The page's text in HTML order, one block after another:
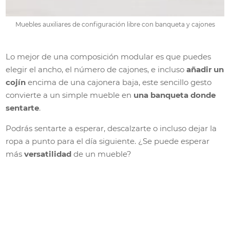
Muebles auxiliares de configuración libre con banqueta y cajones
Lo mejor de una composición modular es que puedes
elegir el ancho, el número de cajones, e incluso añadir un
cojín encima de una cajonera baja, este sencillo gesto
convierte a un simple mueble en una banqueta donde
sentarte.
Podrás sentarte a esperar, descalzarte o incluso dejar la
ropa a punto para el día siguiente. ¿Se puede esperar
másversatilidad de un mueble?